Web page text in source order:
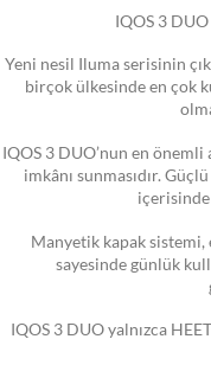
IQOS 3
Yeni nesil Iluma serisinin
birçok ülkesinde en çok
IQOS 3 DUO’nun en
imkânı sunmasıdır.
Manyetik kapak sistemi,
sayesinde günlük
IQOS 3 DUO yalnızca